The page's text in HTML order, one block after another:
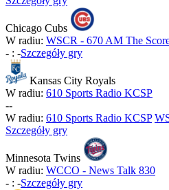
Chicago Cubs
W radiu: WSCR - 670 AM The
- : -Szczegóły gry
Kansas City Royals
W radiu: 610 Sports Radio KCSP
--
W radiu: 610 Sports Radio KCSP
Szczegóły gry
Minnesota Twins
W radiu: WCCO - News Talk 830
- : -Szczegóły gry